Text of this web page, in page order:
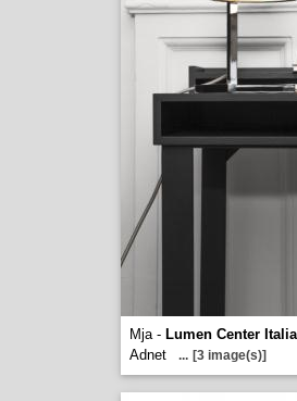
Mja - Lumen Center Italia
Adnet
... [3 image(s)]